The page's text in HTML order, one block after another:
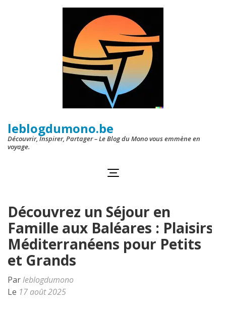
leblogdumono.be
Découvrir, Inspirer, Partager – Le Blog du Mono vous emmène en
voyage.
Découvrez un Séjour en
Famille aux Baléares : Plaisirs
Méditerranéens pour Petits
et Grands
Parleblogdumono
Le 17 août 2025